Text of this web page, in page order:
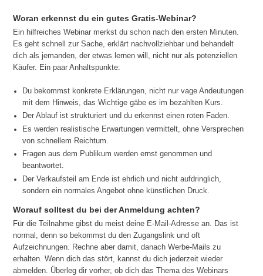
Woran erkennst du ein gutes Gratis-Webinar?
Ein hilfreiches Webinar merkst du schon nach den ersten Minuten.
Es geht schnell zur Sache, erklärt nachvollziehbar und behandelt
dich als jemanden, der etwas lernen will, nicht nur als potenziellen
Käufer. Ein paar Anhaltspunkte:
Du bekommst konkrete Erklärungen, nicht nur vage Andeutungen
mit dem Hinweis, das Wichtige gäbe es im bezahlten Kurs.
Der Ablauf ist strukturiert und du erkennst einen roten Faden.
Es werden realistische Erwartungen vermittelt, ohne Versprechen
von schnellem Reichtum.
Fragen aus dem Publikum werden ernst genommen und
beantwortet.
Der Verkaufsteil am Ende ist ehrlich und nicht aufdringlich,
sondern ein normales Angebot ohne künstlichen Druck.
Worauf solltest du bei der Anmeldung achten?
Für die Teilnahme gibst du meist deine E-Mail-Adresse an. Das ist
normal, denn so bekommst du den Zugangslink und oft
Aufzeichnungen. Rechne aber damit, danach Werbe-Mails zu
erhalten. Wenn dich das stört, kannst du dich jederzeit wieder
abmelden. Überleg dir vorher, ob dich das Thema des Webinars